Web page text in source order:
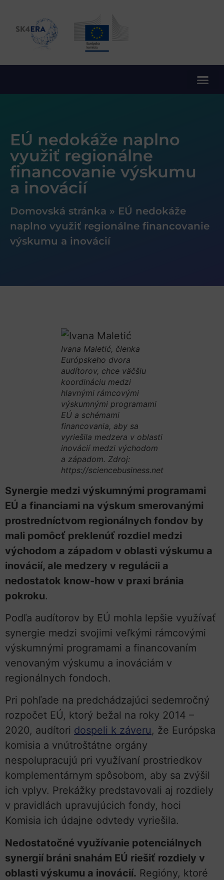
EÚ nedokáže naplno
využiť regionálne
financovanie výskumu
a inovácií
Domovská stránka » EÚ nedokáže
naplno využiť regionálne financovanie
výskumu a inovácií
Ivana Maletić, členka
Európskeho dvora
audítorov, chce väčšiu
koordináciu medzi
hlavnými rámcovými
výskumnými programami
EÚ a schémami
financovania, aby sa
vyriešila medzera v oblasti
inovácií medzi východom
a západom. Zdroj:
https://sciencebusiness.net
Synergie medzi výskumnými programami
EÚ a financiami na výskum smerovanými
prostredníctvom regionálnych fondov by
mali pomôcť preklenúť rozdiel medzi
východom a západom v oblasti výskumu a
inovácií, ale medzery v regulácii a
nedostatok know-how v praxi bránia
pokroku.
Podľa audítorov by EÚ mohla lepšie využívať
synergie medzi svojimi veľkými rámcovými
výskumnými programami a financovaním
venovaným výskumu a inováciám v
regionálnych fondoch.
Pri pohľade na predchádzajúci sedemročný
rozpočet EÚ, ktorý bežal na roky 2014 –
2020, audítori dospeli k záveru, že Európska
komisia a vnútroštátne orgány
nespolupracujú pri využívaní prostriedkov
komplementárnym spôsobom, aby sa zvýšil
ich vplyv. Prekážky predstavovali aj rozdiely
v pravidlách upravujúcich fondy, hoci
Komisia ich údajne odvtedy vyriešila.
Nedostatočné využívanie potenciálnych
synergií bráni snahám EÚ riešiť rozdiely v
oblasti výskumu a inovácií. Regióny, ktoré